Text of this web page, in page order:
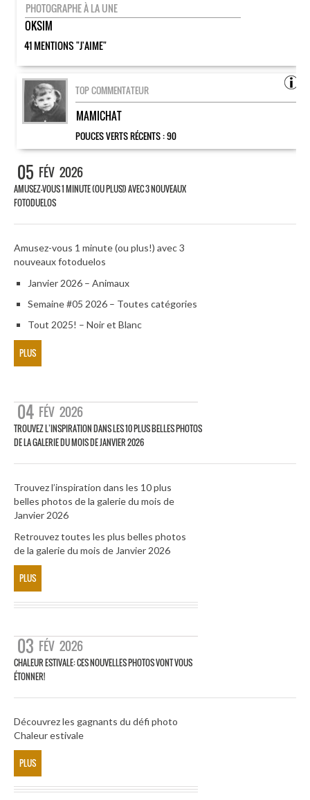
PHOTOGRAPHE À LA UNE
OKSIM
41 MENTIONS "J'AIME"
TOP COMMENTATEUR
MAMICHAT
POUCES VERTS RÉCENTS :90
05 FÉV 2026
AMUSEZ-VOUS 1 MINUTE (OU PLUS!) AVEC 3 NOUVEAUX
FOTODUELOS
Amusez-vous 1 minute (ou plus!) avec 3
nouveaux fotoduelos
Janvier 2026 – Animaux
Semaine #05 2026 – Toutes catégories
Tout 2025! – Noir et Blanc
PLUS
04 FÉV 2026
TROUVEZ L’INSPIRATION DANS LES 10 PLUS BELLES PHOTOS
DE LA GALERIE DU MOIS DE JANVIER 2026
Trouvez l’inspiration dans les 10 plus
belles photos de la galerie du mois de
Janvier 2026
Retrouvez toutes les plus belles photos
de la galerie du mois de Janvier 2026
PLUS
03 FÉV 2026
CHALEUR ESTIVALE: CES NOUVELLES PHOTOS VONT VOUS
ÉTONNER!
Découvrez les gagnants du défi photo
Chaleur estivale
PLUS